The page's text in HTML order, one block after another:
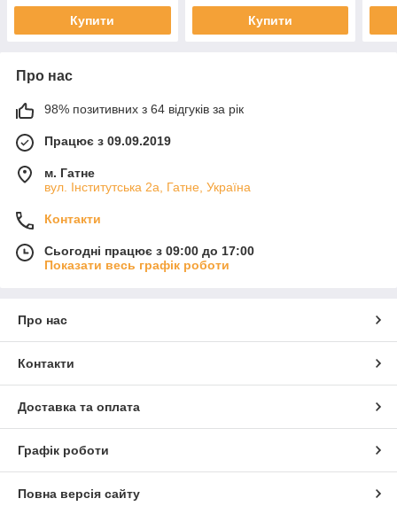
Купити Купити
Про нас
98% позитивних з 64 відгуків за рік
Працює з 09.09.2019
м. Гатне
вул. Інститутська 2а, Гатне, Україна
Контакти
Сьогодні працює з 09:00 до 17:00
Показати весь графік роботи
Про нас
Контакти
Доставка та оплата
Графік роботи
Повна версія сайту